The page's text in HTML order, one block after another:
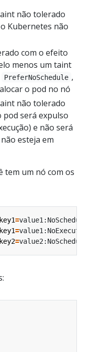
não tolerado
Kubernetes não
com o efeito
menos um taint
PreferNoSchedule ,
o pod no nó
não tolerado
pod será expulso
e não será
esteja em
tem um nó com os
key1=
key1=
key2=